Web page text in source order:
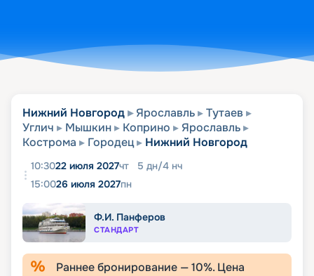
Нижний Новгород Ярославль
Тутаев
Углич
Мышкин Коприно
Ярославль
Кострома
Городец Нижний Новгород
10:3022 июля 2027чт 5 дн/4 нч
15:0026 июля 2027пн
Ф.И. Панферов
СТАНДАРТ
Раннее бронирование —10%. Цена